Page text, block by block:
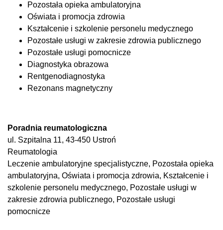
Pozostała opieka ambulatoryjna
Oświata i promocja zdrowia
Kształcenie i szkolenie personelu medycznego
Pozostałe usługi w zakresie zdrowia publicznego
Pozostałe usługi pomocnicze
Diagnostyka obrazowa
Rentgenodiagnostyka
Rezonans magnetyczny
Poradnia reumatologiczna
ul. Szpitalna 11, 43-450 Ustroń
Reumatologia
Leczenie ambulatoryjne specjalistyczne, Pozostała opieka
ambulatoryjna, Oświata i promocja zdrowia, Kształcenie i
szkolenie personelu medycznego, Pozostałe usługi w
zakresie zdrowia publicznego, Pozostałe usługi
pomocnicze